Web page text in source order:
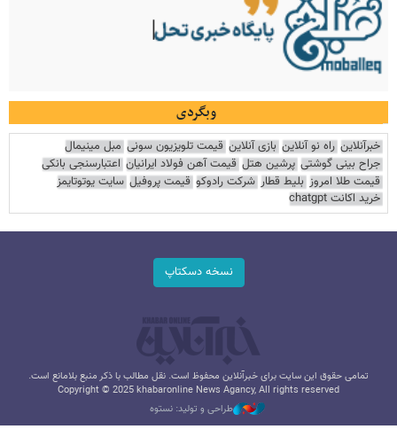
وبگردی
خبرآنلاین راه نو آنلاین بازی آنلاین قیمت تلویزیون سونی مبل مینیمال
جراح بینی گوشتی پرشین هتل قیمت آهن فولاد ایرانیان اعتبارسنجی بانکی
قیمت طلا امروز بلیط قطار شرکت رادوکو قیمت پروفیل سایت یوتوتایمز
خرید اکانت chatgpt
نسخه دسکتاپ
تمامی حقوق این سایت برای خبرآنلاین محفوظ است. نقل مطالب با ذکر منبع بلامانع است.
Copyright © 2025 khabaronline News Agancy, All rights reserved
طراحی و تولید: نستوه